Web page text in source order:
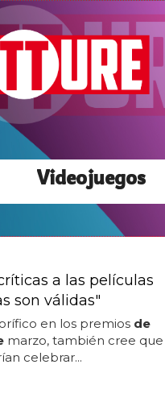
Videojuegos
a las películas
son válidas"
en los premios de
marzo, también cree que
celebrar...